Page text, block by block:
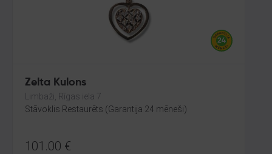
Zelta Kulons
Limbaži, Rīgas iela 7
Stāvoklis Restaurēts (Garantija 24 mēneši)
101.00 €